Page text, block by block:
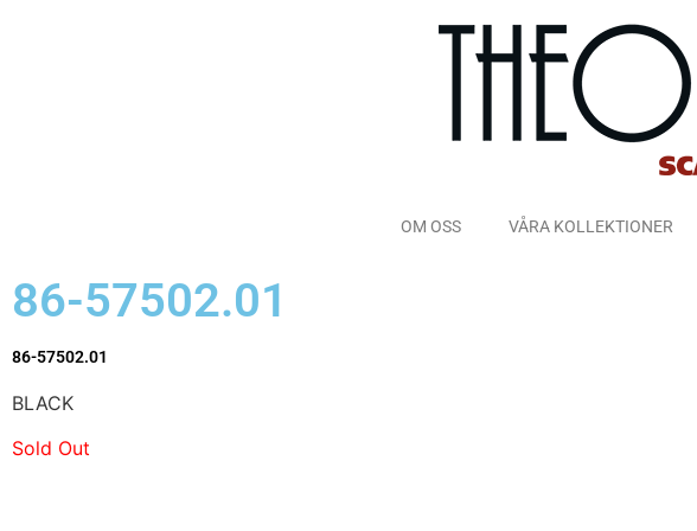
OM OSS VÅRA KOLLEKTIONER
86-57502.01
86-57502.01
BLACK
Sold Out